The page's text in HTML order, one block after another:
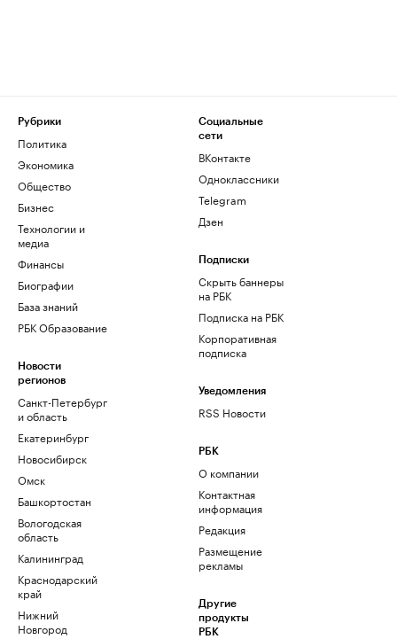
Рубрики
Политика
Экономика
Общество
Бизнес
Технологии и
медиа
Финансы
Биографии
База знаний
РБК Образование
Новости
регионов
Санкт-Петербург
и область
Екатеринбург
Новосибирск
Омск
Башкортостан
Вологодская
область
Калининград
Краснодарский
край
Нижний
Новгород
Социальные
сети
ВКонтакте
Одноклассники
Telegram
Дзен
Подписки
Скрыть баннеры
на РБК
Подписка на РБК
Корпоративная
подписка
Уведомления
RSS Новости
РБК
О компании
Контактная
информация
Редакция
Размещение
рекламы
Другие
продукты
РБК